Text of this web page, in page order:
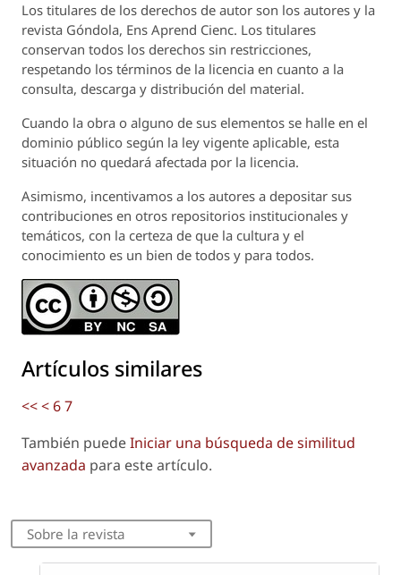
Los titulares de los derechos de autor son los autores y la
revista Góndola, Ens Aprend Cienc. Los titulares
conservan todos los derechos sin restricciones,
respetando los términos de la licencia en cuanto a la
consulta, descarga y distribución del material.
Cuando la obra o alguno de sus elementos se halle en el
dominio público según la ley vigente aplicable, esta
situación no quedará afectada por la licencia.
Asimismo, incentivamos a los autores a depositar sus
contribuciones en otros repositorios institucionales y
temáticos, con la certeza de que la cultura y el
conocimiento es un bien de todos y para todos.
Artículos similares
<<<67
También puedeIniciar una búsqueda de similitud
avanzada para este artículo.
Sobre la revista